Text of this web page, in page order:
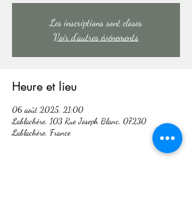
Les inscriptions sont closes
Voir d'autres événements
Heure et lieu
06 août 2025, 21:00
Lablachère, 103 Rue Joseph Blanc, 07230
Lablachère, France